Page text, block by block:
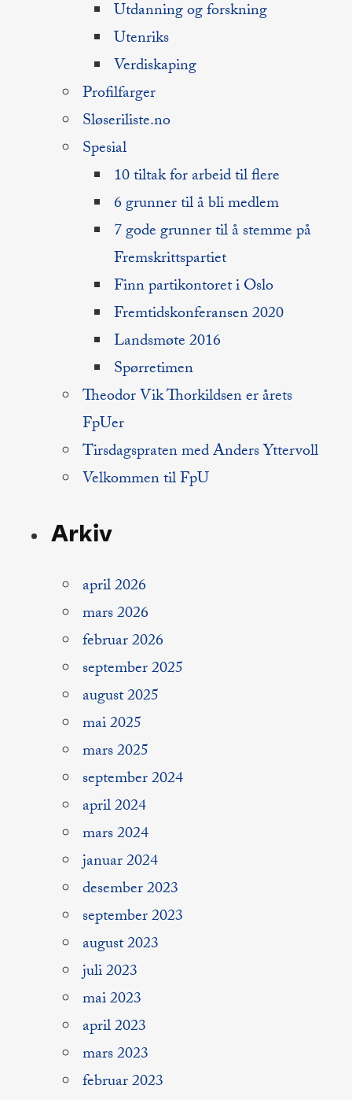
Utdanning og forskning
Utenriks
Verdiskaping
Profilfarger
Sløseriliste.no
Spesial
10 tiltak for arbeid til flere
6 grunner til å bli medlem
7 gode grunner til å stemme på
Fremskrittspartiet
Finn partikontoret i Oslo
Fremtidskonferansen 2020
Landsmøte 2016
Spørretimen
Theodor Vik Thorkildsen er årets
FpUer
Tirsdagspraten med Anders Yttervoll
Velkommen til FpU
Arkiv
april 2026
mars 2026
februar 2026
september 2025
august 2025
mai 2025
mars 2025
september 2024
april 2024
mars 2024
januar 2024
desember 2023
september 2023
august 2023
juli 2023
mai 2023
april 2023
mars 2023
februar 2023